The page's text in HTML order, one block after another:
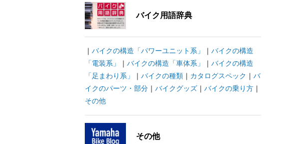
バイク用語辞典
｜ バイクの構造「パワーユニット系」 ｜ バイクの構造
「電装系」
｜ バイクの構造「車体系」 ｜ バイクの構造
「足まわり系」
｜ バイクの種類｜ カタログスペック ｜ バ
イクのパーツ・部分｜ バイクグッズ｜ バイクの乗り方｜
その他
その他